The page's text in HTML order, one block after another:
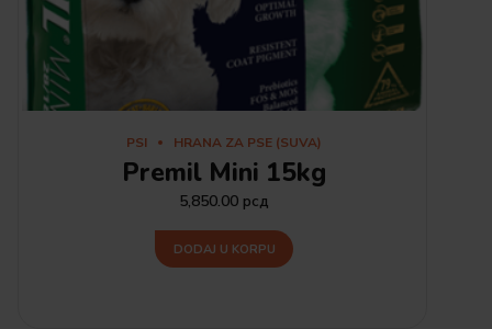
PSI HRANA ZA PSE (SUVA)
Premil Mini 15kg
5,850.00 рсд
DODAJ U KORPU